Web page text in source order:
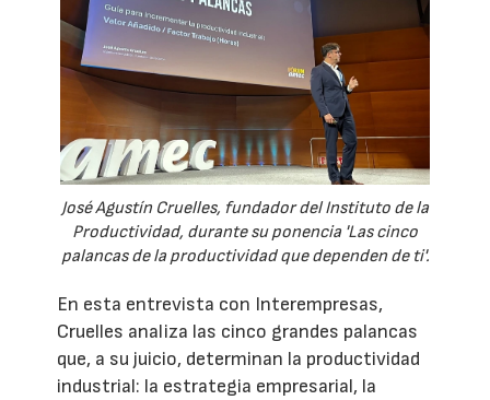
José Agustín Cruelles, fundador del Instituto de la
Productividad, durante su ponencia 'Las cinco
palancas de la productividad que dependen de ti'.
En esta entrevista con Interempresas,
Cruelles analiza las cinco grandes palancas
que, a su juicio, determinan la productividad
industrial: la estrategia empresarial, la